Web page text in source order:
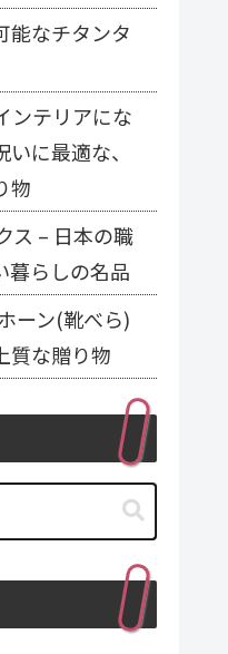
能なチタンタ
ンテリアにな
に最適な、
物
ス – 日本の職
暮らしの名品
ーン(靴べら)
な贈り物